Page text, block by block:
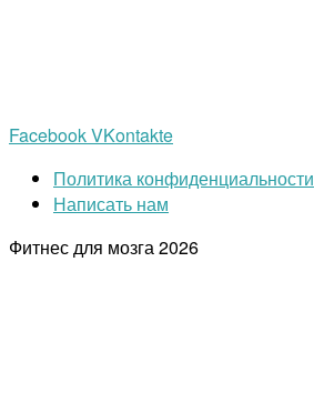
FacebookVKontakte
Политика конфиденциальности
Написать нам
Фитнес для мозга2026